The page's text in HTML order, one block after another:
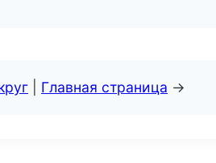
Главная страница →